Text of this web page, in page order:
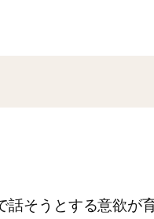
そうとする意欲が